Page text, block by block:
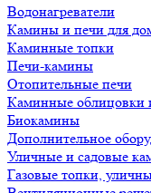
Водонагреватели
Камины и печи для
Каминные топки
Печи-камины
Отопительные печи
Каминные облицовки
Биокамины
Дополнительное
Уличные и садовые
Газовые топки,